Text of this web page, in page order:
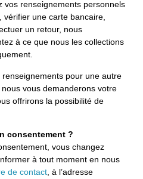
vos renseignements personnels
vérifier une carte bancaire,
un retour, nous
à ce que nous les collections
pour une autre
vous demanderons votre
offrirons la possibilité de
consentement ?
vous changez
à tout moment en nous
de contact , à l’adresse